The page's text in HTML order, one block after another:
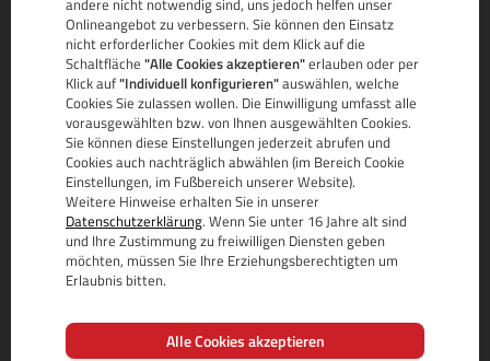
Onlineangebot zu verbessern. Sie können den Einsatz
nicht erforderlicher Cookies mit dem Klick auf die
Schaltfläche "Alle Cookies akzeptieren"erlauben oder per
Klick auf"Individuell konfigurieren"auswählen, welche
Cookies Sie zulassen wollen. Die Einwilligung umfasst alle
vorausgewählten bzw. von Ihnen ausgewählten Cookies.
Sie können diese Einstellungen jederzeit abrufen und
Cookies auch nachträglich abwählen (im Bereich Cookie
Einstellungen, im Fußbereich unserer Website).
Weitere Hinweise erhalten Sie in unserer
Datenschutzerklärung. Wenn Sie unter 16 Jahre alt sind
und Ihre Zustimmung zu freiwilligen Diensten geben
möchten, müssen Sie Ihre Erziehungsberechtigten um
Erlaubnis bitten.
Alle Cookies akzeptieren
Günstige Konditionen und alle Endungen von einem Anbieter.
Hier finden Sie alle Domainpreise übersichtlich dargestellt. Vergleichen und kaufen
Sie jetzt mit unserem Vorteilspreis!
Kategorie:
Aktion:
Domain Beschreibung Preis
Österreich 0,40 €
.at Domain
.co.at
Österreich
(Commercial) 0,40 €
.co.at Domain
.or.at
Österreich
International
(Business) 1,69 €
.biz Domain